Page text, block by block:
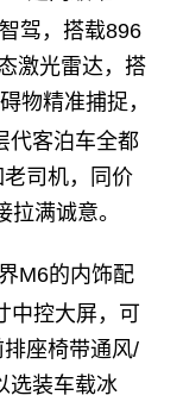
驾，搭载896
激光雷达，搭
物精准捕捉，
代客泊车全都
司机，同价
满诚意。
M6的内饰配
中控大屏，可
座椅带通风/
选装车载冰